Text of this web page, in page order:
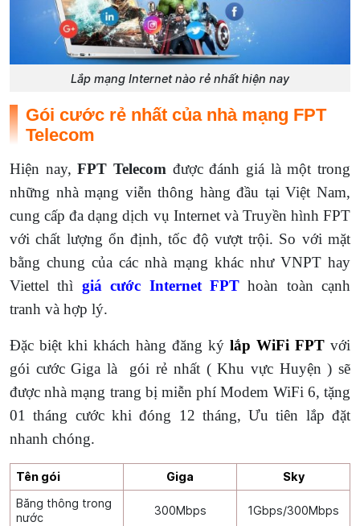
Lắp mạng Internet nào rẻ nhất hiện nay
Gói cước rẻ nhất của nhà mạng FPT
Telecom
Hiện nay,FPT Telecom được đánh giá là một trong
những nhà mạng viễn thông hàng đầu tại Việt Nam,
cung cấp đa dạng dịch vụ Internet và Truyền hình FPT
với chất lượng ổn định, tốc độ vượt trội. So với mặt
bằng chung của các nhà mạng khác như VNPT hay
Viettel thì giá cước Internet FPThoàn toàn cạnh
tranh và hợp lý.
Đặc biệt khi khách hàng đăng ký lắp WiFi FPT với
gói cước Giga là gói rẻ nhất ( Khu vực Huyện ) sẽ
được nhà mạng trang bị miễn phí Modem WiFi 6, tặng
01 tháng cước khi đóng 12 tháng, Ưu tiên lắp đặt
nhanh chóng.
Tên gói Giga
Sky
Băng thông trong
nước
300Mbps 1Gbps/300Mbps